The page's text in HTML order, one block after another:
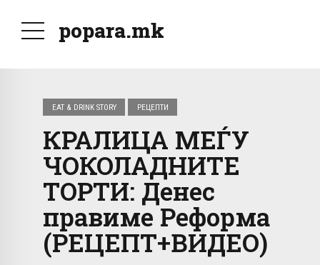
popara.mk
EAT & DRINK STORY РЕЦЕПТИ
КРАЛИЦА МЕЃУ
ЧОКОЛАДНИТЕ
ТОРТИ: Денес
правиме Реформа
(РЕЦЕПТ+ВИДЕО)